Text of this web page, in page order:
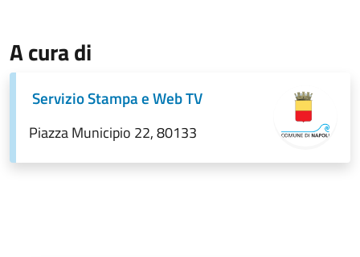
A cura di
Servizio Stampa e Web TV
Piazza Municipio 22, 80133